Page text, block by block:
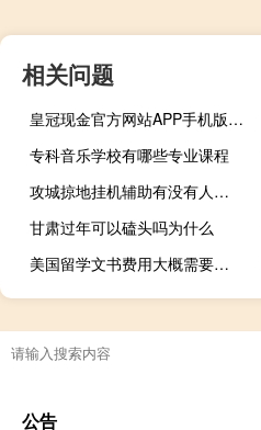
相关问题
皇冠现金官方网站APP手机版（皇冠现金）
专科音乐学校有哪些专业课程
攻城掠地挂机辅助有没有人知道（攻城掠地有挂）
甘肃过年可以磕头吗为什么
美国留学文书费用大概需要多少
公告